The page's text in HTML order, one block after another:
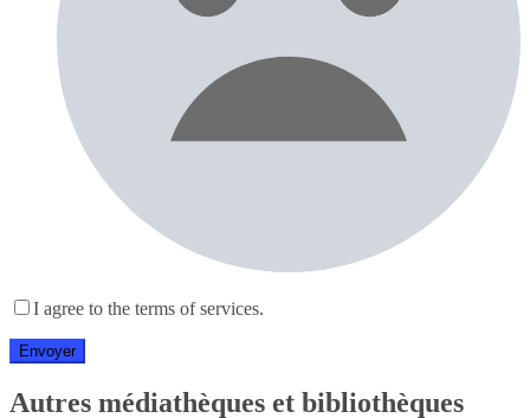
I agree to the terms of services.
Autres médiathèques et bibliothèques